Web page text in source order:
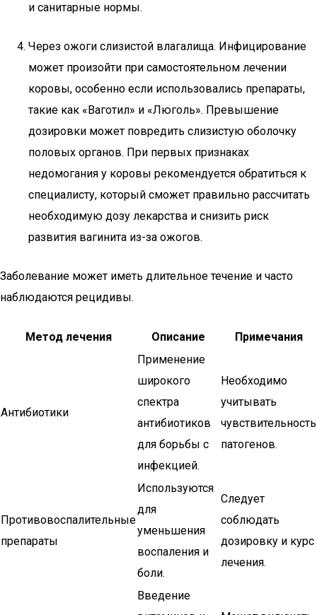
и санитарные нормы.
Через ожоги слизистой влагалища. Инфицирование
может произойти при самостоятельном лечении
коровы, особенно если использовались препараты,
такие как «Ваготил» и «Люголь». Превышение
дозировки может повредить слизистую оболочку
половых органов. При первых признаках
недомогания у коровы рекомендуется обратиться к
специалисту, который сможет правильно рассчитать
необходимую дозу лекарства и снизить риск
развития вагинита из-за ожогов.
Заболевание может иметь длительное течение и часто
наблюдаются рецидивы.
Метод лечения Описание Примечания
Антибиотики
Применение
широкого
спектра
антибиотиков
для борьбы с
инфекцией.
Необходимо
учитывать
чувствительность
патогенов.
Противовоспалительные
препараты
Используются
для
уменьшения
воспаления и
боли.
Следует
соблюдать
дозировку и курс
лечения.
Введение